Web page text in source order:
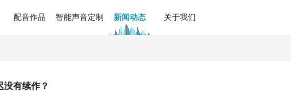
配音作品 智能声音定制 新闻动态 关于我们
没有续作？